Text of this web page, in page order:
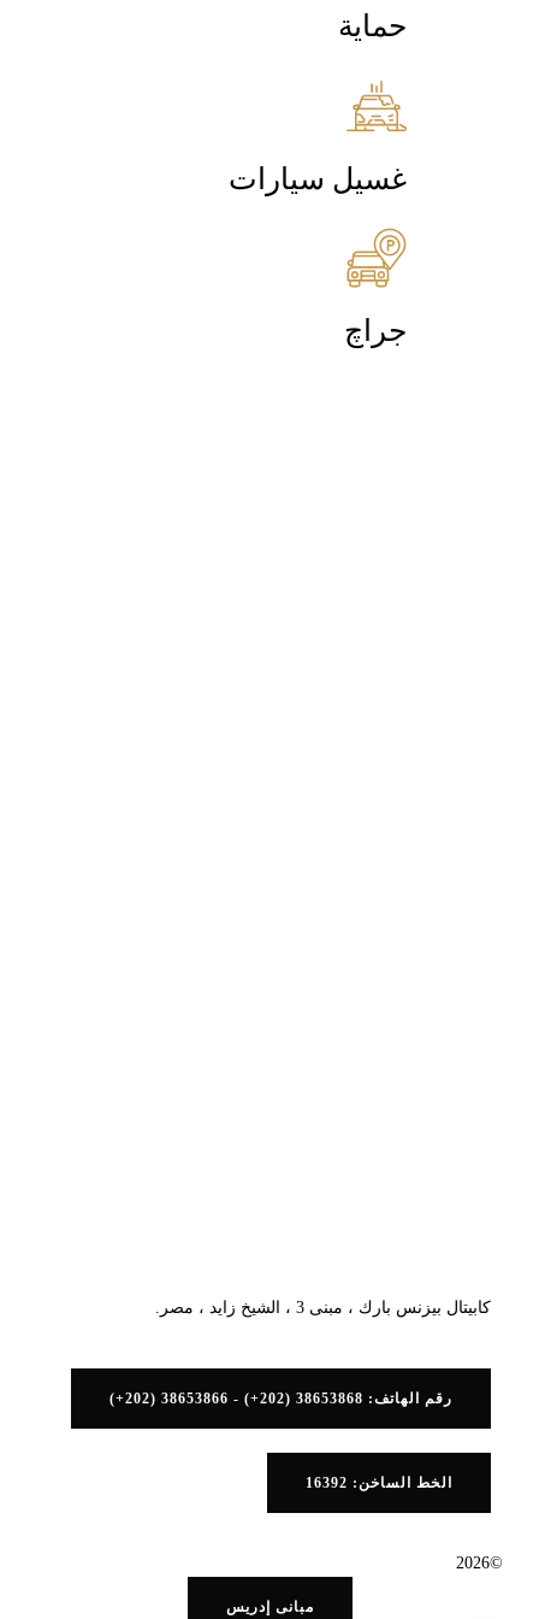
حماية
غسيل سيارات
جراچ
كابيتال بيزنس بارك ، مبنى 3 ، الشيخ زايد ، مصر.
رقم الهاتف: 38653868 (202+) - 38653866 (202+)
الخط الساخن: 16392
©2026
مبانى إدريس